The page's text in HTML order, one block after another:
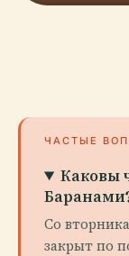
ЧАСТЫЕ
Каковы
Со
закрыт по